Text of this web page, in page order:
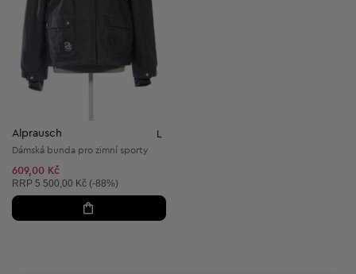
Alprausch
Dámská bunda pro zimní sporty
609,00 Kč
Doporučená cena:
RRP 5 500,00 Kč (-88%)